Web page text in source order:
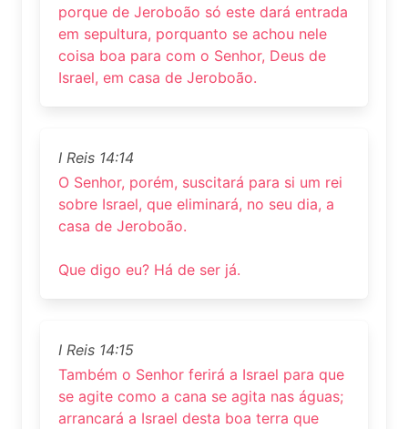
porque de Jeroboão só este dará entrada
em sepultura, porquanto se achou nele
coisa boa para com o Senhor, Deus de
Israel, em casa de Jeroboão.
I Reis 14:14
O Senhor, porém, suscitará para si um rei
sobre Israel, que eliminará, no seu dia, a
casa de Jeroboão.
Que digo eu? Há de ser já.
I Reis 14:15
Também o Senhor ferirá a Israel para que
se agite como a cana se agita nas águas;
arrancará a Israel desta boa terra que